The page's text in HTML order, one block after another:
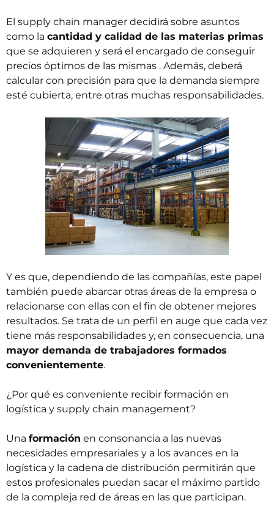
El supply chain manager decidirá sobre asuntos
como la cantidad y calidad de las materias primas
que se adquieren y será el encargado de conseguir
precios óptimos de las mismas . Además, deberá
calcular con precisión para que la demanda siempre
esté cubierta, entre otras muchas responsabilidades.
Y es que, dependiendo de las compañías, este papel
también puede abarcar otras áreas de la empresa o
relacionarse con ellas con el fin de obtener mejores
resultados. Se trata de un perfil en auge que cada vez
tiene más responsabilidades y, en consecuencia, una
mayor demanda de trabajadores formados
convenientemente.
¿Por qué es conveniente recibir formación en
logística y supply chain management?
Una formación en consonancia a las nuevas
necesidades empresariales y a los avances en la
logística y la cadena de distribución permitirán que
estos profesionales puedan sacar el máximo partido
de la compleja red de áreas en las que participan.